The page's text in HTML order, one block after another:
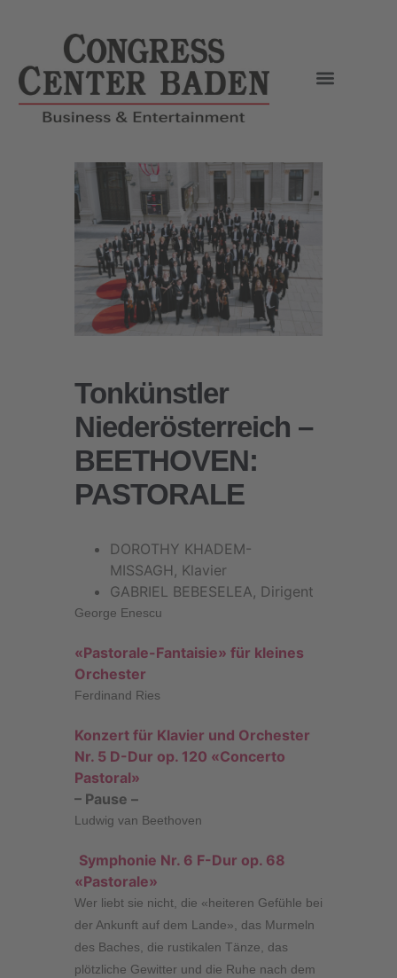
Tonkünstler
Niederösterreich –
BEETHOVEN:
PASTORALE
DOROTHY KHADEM-
MISSAGH, Klavier
GABRIEL BEBESELEA, Dirigent
George Enescu
«Pastorale-Fantaisie» für kleines
Orchester
Ferdinand Ries
Konzert für Klavier und Orchester
Nr. 5 D-Dur op. 120 «Concerto
Pastoral»
– Pause –
Ludwig van Beethoven
Symphonie Nr. 6 F-Dur op. 68
«Pastorale»
Wer liebt sie nicht, die «heiteren Gefühle bei
der Ankunft auf dem Lande», das Murmeln
des Baches, die rustikalen Tänze, das
plötzliche Gewitter und die Ruhe nach dem